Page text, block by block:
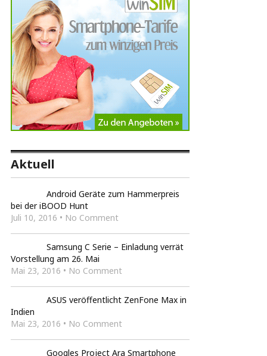
Aktuell
Android Geräte zum Hammerpreis
bei der iBOOD Hunt
Juli 10, 2016 • No Comment
Samsung C Serie – Einladung verrät
Vorstellung am 26. Mai
Mai 23, 2016 • No Comment
ASUS veröffentlicht ZenFone Max in
Indien
Mai 23, 2016 • No Comment
Googles Project Ara Smartphone